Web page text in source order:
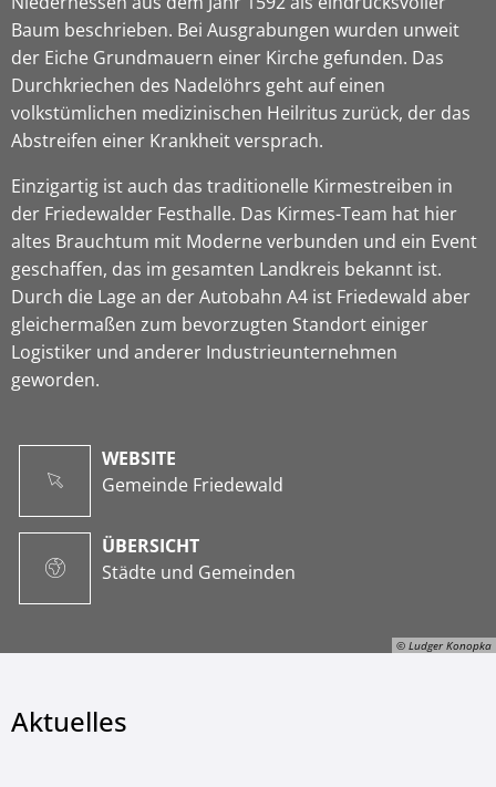
© Ludger Konopka
Baum beschrieben. Bei Ausgrabungen wurden unweit
der Eiche Grundmauern einer Kirche gefunden. Das
Durchkriechen des Nadelöhrs geht auf einen
volkstümlichen medizinischen Heilritus zurück, der das
Abstreifen einer Krankheit versprach.
Einzigartig ist auch das traditionelle Kirmestreiben in
der Friedewalder Festhalle. Das Kirmes-Team hat hier
altes Brauchtum mit Moderne verbunden und ein Event
geschaffen, das im gesamten Landkreis bekannt ist.
Durch die Lage an der Autobahn A4 ist Friedewald aber
gleichermaßen zum bevorzugten Standort einiger
Logistiker und anderer Industrieunternehmen
geworden.
WEBSITE
Gemeinde Friedewald
ÜBERSICHT
Städte und Gemeinden
Aktuelles